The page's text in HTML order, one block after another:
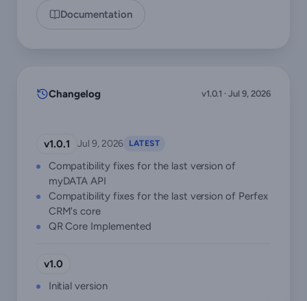
Documentation
Changelog v1.0.1 · Jul 9, 2026
v1.0.1 Jul 9, 2026 LATEST
Compatibility fixes for the last version of
myDATA API
Compatibility fixes for the last version of Perfex
CRM's core
QR Core Implemented
v1.0
Initial version